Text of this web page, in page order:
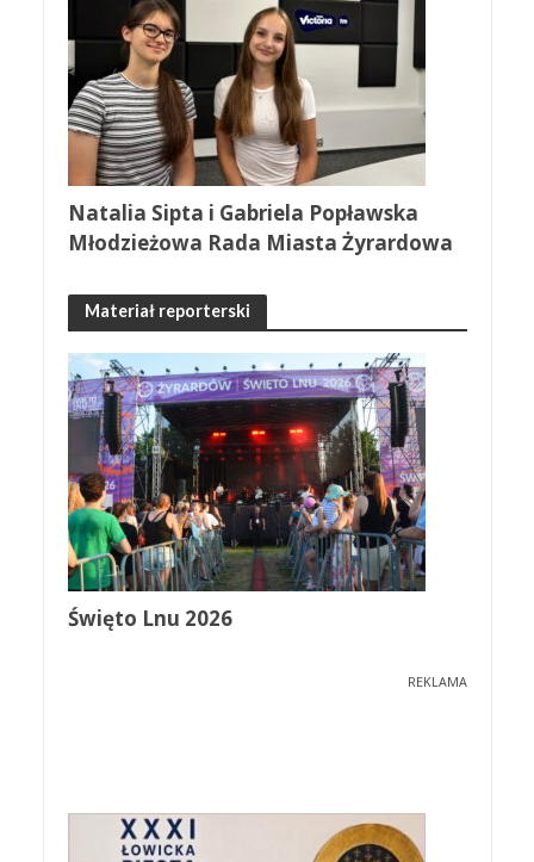
Natalia Sipta i Gabriela Popławska
Młodzieżowa Rada Miasta Żyrardowa
Materiał reporterski
Święto Lnu 2026
REKLAMA